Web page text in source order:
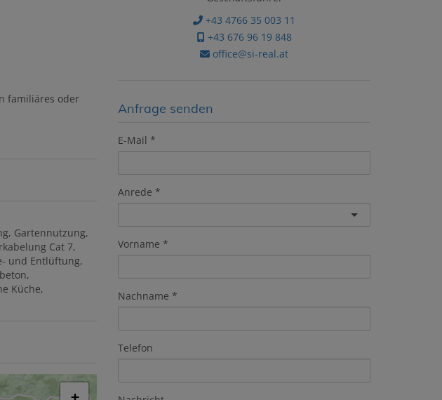
familiäres oder
Gartennutzung
Cat 7
und Entlüftung
Küche
+43 4766 35 003 11
+43 676 96 19 848
office@si-real.at
Anfrage senden
E-Mail
Anrede
Vorname
Nachname
Telefon